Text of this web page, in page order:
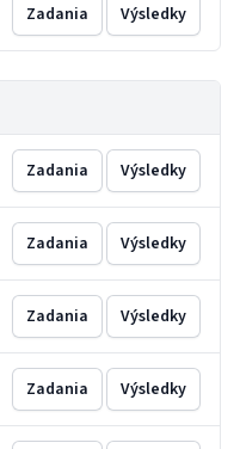
Zadania Výsledky
Zadania Výsledky
Zadania Výsledky
Zadania Výsledky
Zadania Výsledky